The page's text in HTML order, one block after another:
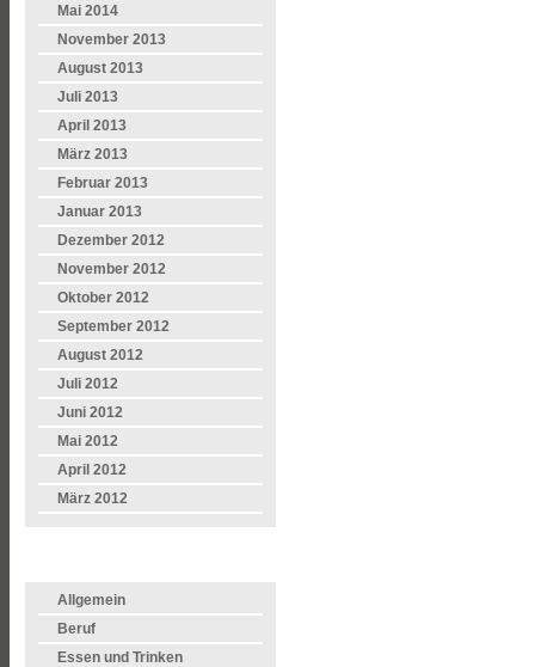
Mai 2014
November 2013
August 2013
Juli 2013
April 2013
März 2013
Februar 2013
Januar 2013
Dezember 2012
November 2012
Oktober 2012
September 2012
August 2012
Juli 2012
Juni 2012
Mai 2012
April 2012
März 2012
Allgemein
Beruf
Essen und Trinken